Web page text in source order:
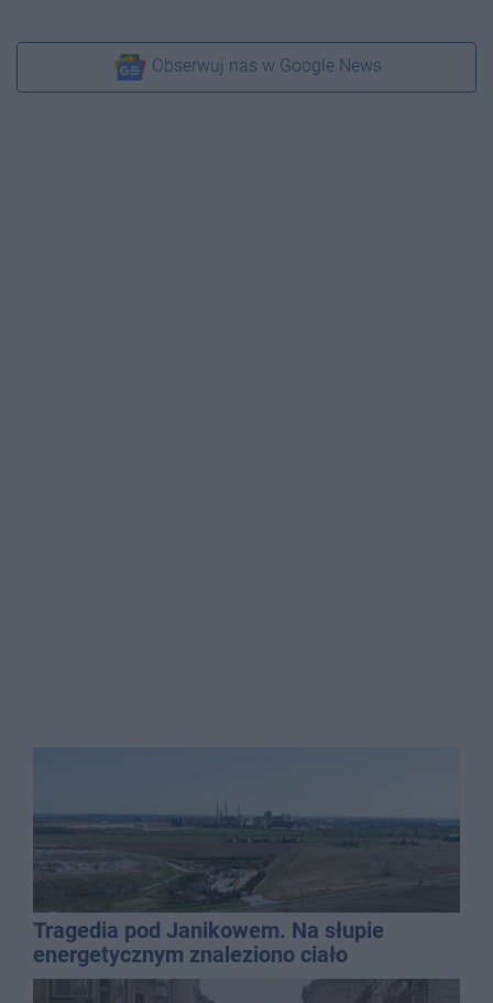
Obserwuj nas w Google News
Tragedia pod Janikowem. Na słupie
energetycznym znaleziono ciało
mężczyzny